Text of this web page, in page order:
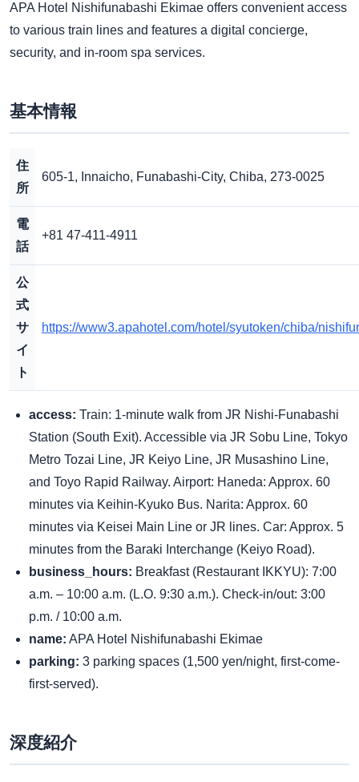
APA Hotel Nishifunabashi Ekimae offers convenient access
to various train lines and features a digital concierge,
security, and in-room spa services.
基本情報
住
所
605-1, Innaicho, Funabashi-City, Chiba, 273-0025
電
話
+81 47-411-4911
公
式
サ
イ
ト
https://www3.apahotel.com/hotel/syutoken/chiba/
access: Train: 1-minute walk from JR Nishi-Funabashi
Station (South Exit). Accessible via JR Sobu Line, Tokyo
Metro Tozai Line, JR Keiyo Line, JR Musashino Line,
and Toyo Rapid Railway. Airport: Haneda: Approx. 60
minutes via Keihin-Kyuko Bus. Narita: Approx. 60
minutes via Keisei Main Line or JR lines. Car: Approx. 5
minutes from the Baraki Interchange (Keiyo Road).
business_hours: Breakfast (Restaurant IKKYU): 7:00
a.m. – 10:00 a.m. (L.O. 9:30 a.m.). Check-in/out: 3:00
p.m. / 10:00 a.m.
name: APA Hotel Nishifunabashi Ekimae
parking: 3 parking spaces (1,500 yen/night, first-come-
first-served).
深度紹介